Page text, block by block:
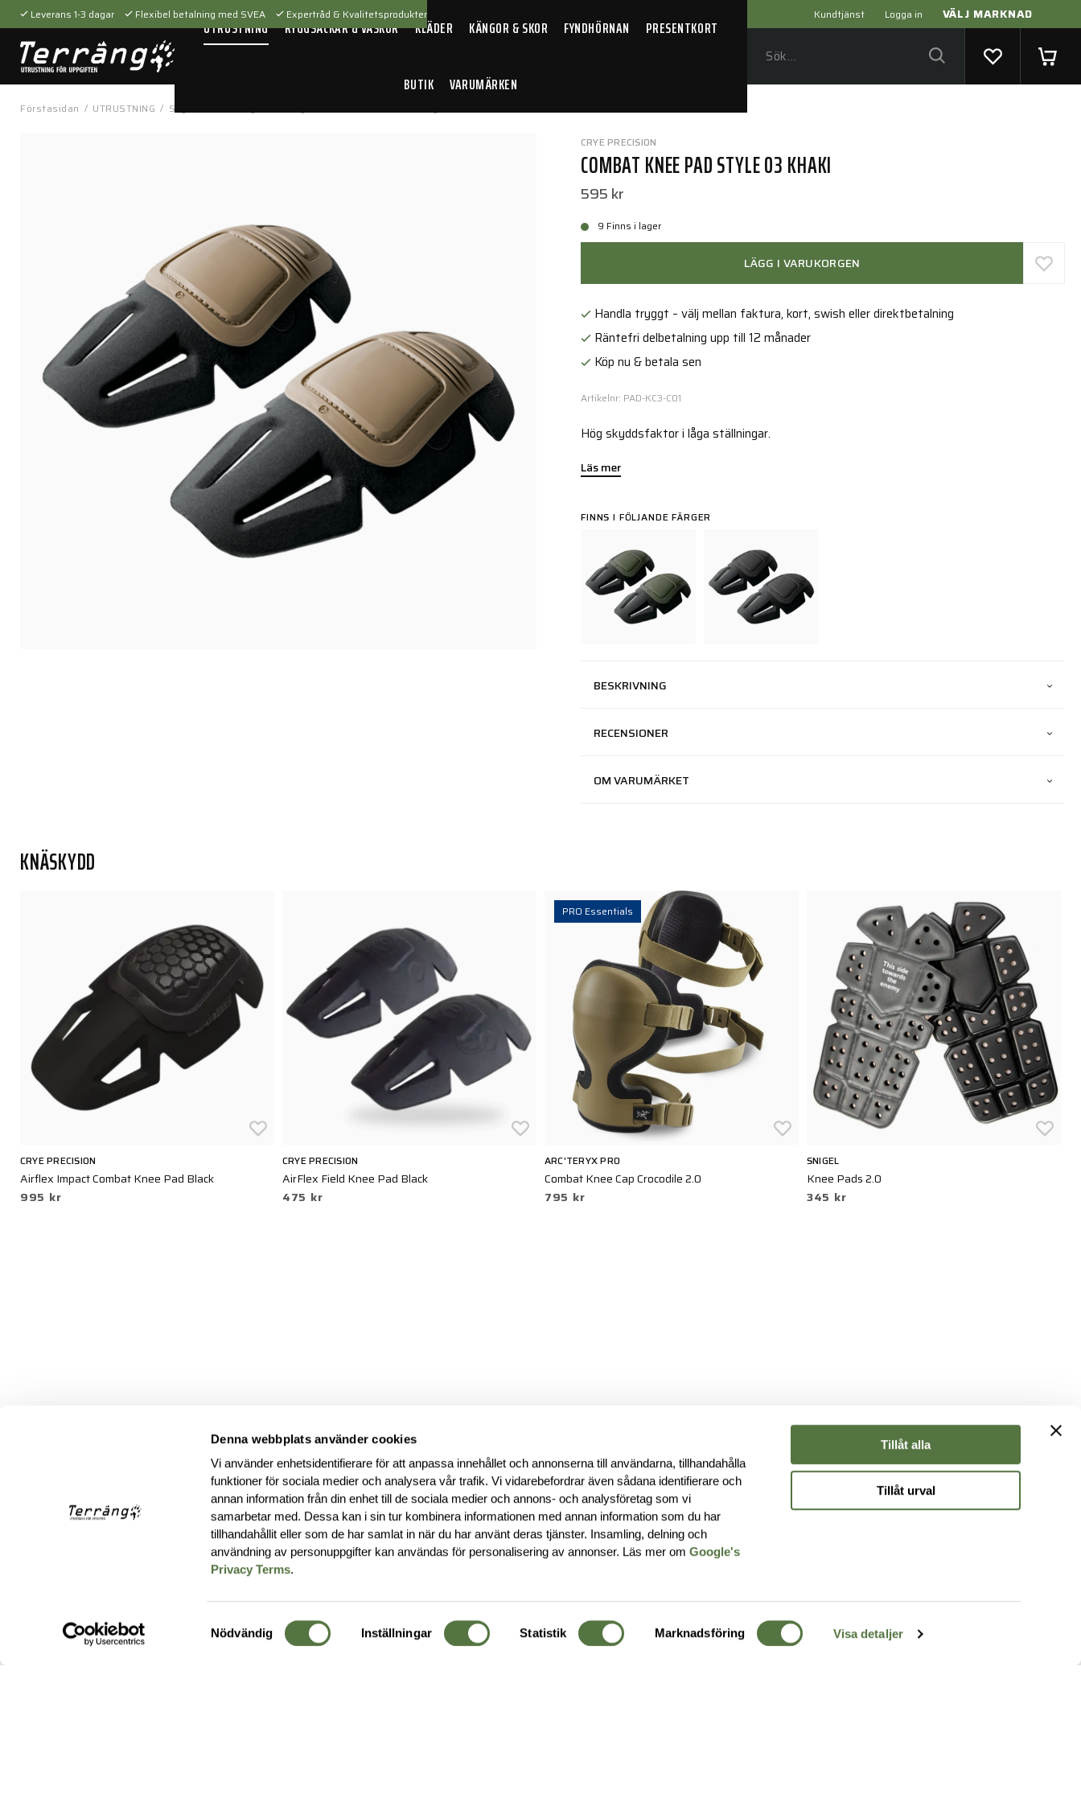
Denna webbplats använder cookies
Vi använder enhetsidentifierare för att anpassa innehållet och annonserna till användarna, tillhandahålla
funktioner för sociala medier och analysera vår trafik. Vi vidarebefordrar även sådana identifierare och
annan information från din enhet till de sociala medier och annons- och analysföretag som vi
samarbetar med. Dessa kan i sin tur kombinera informationen med annan information som du har
tillhandahållit eller som de har samlat in när du har använt deras tjänster. Insamling, delning och
användning av personuppgifter kan användas för personalisering av annonser. Läs mer omGoogle's
Privacy Terms.
Samtyckesval
Nödvändig Inställningar Statistik Marknadsföring Visa detaljer
Tillåt alla
Tillåt urval
Kundtjänst Logga in VÄLJ MARKNAD
Leverans 1-3 dagar Flexibel betalning med SVEA Expertråd & Kvalitetsprodukter
UTRUSTNING RYGGSÄCKAR & VÄSKOR KLÄDER KÄNGOR & SKOR FYNDHÖRNAN PRESENTKORT
BUTIK VARUMÄRKEN
Förstasidan / UTRUSTNING / Skyddsutrustning
CRYE PRECISION
COMBAT KNEE PAD STYLE 03 KHAKI
595 kr
9 Finns i lager
LÄGG I VARUKORGEN
Handla tryggt – välj mellan faktura, kort, swish eller direktbetalning
Räntefri delbetalning upp till 12 månader
Köp nu & betala sen
Artikelnr: PAD-KC3-C01
Hög skyddsfaktor i låga ställningar.
Läs mer
FINNS I FÖLJANDE FÄRGER
BESKRIVNING
RECENSIONER
OM VARUMÄRKET
KNÄSKYDD
CRYE PRECISION
Airflex Impact Combat Knee Pad Black
995 kr
CRYE PRECISION
AirFlex Field Knee Pad Black
475 kr
PRO Essentials
ARC'TERYX PRO
Combat Knee Cap Crocodile 2.0
795 kr
SNIGEL
Knee Pads 2.0
345 kr